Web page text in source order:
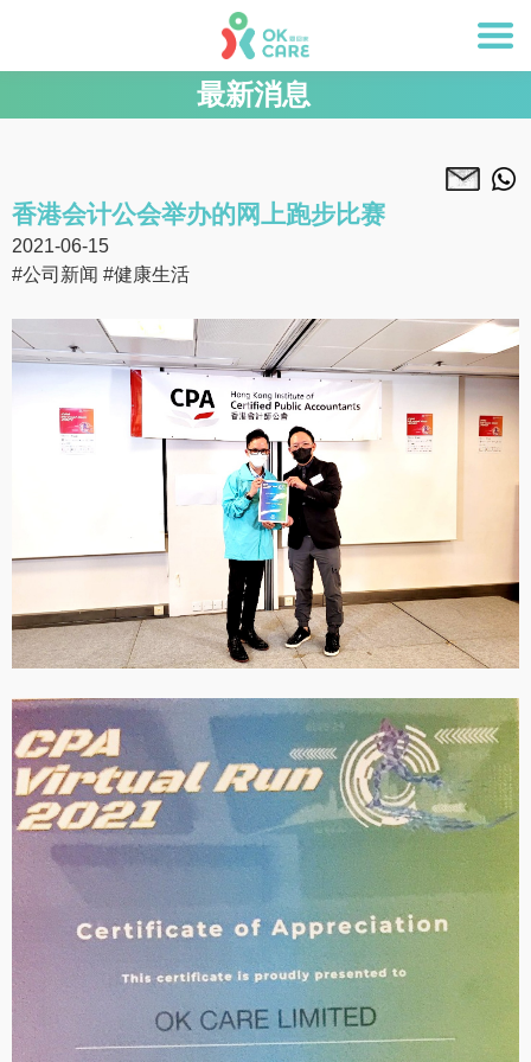
最新消息
香港会计公会举办的网上跑步比赛
2021-06-15
#公司新闻 #健康生活